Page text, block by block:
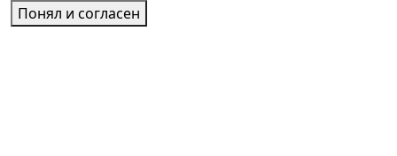
Понял и согласен